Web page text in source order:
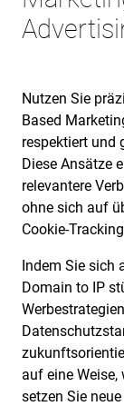
Nutzen Sie
Based
respektiert und
Diese Ansätze
relevantere
ohne sich auf
Cookie-
Indem Sie sich
Domain to IP
auf eine
setzen Sie